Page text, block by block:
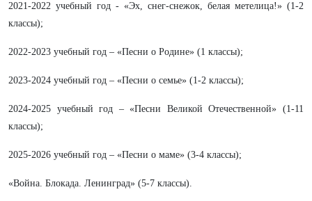
2021-2022 учебный год - «Эх, снег-снежок, белая метелица!» (1-2
классы);
2022-2023 учебный год – «Песни о Родине» (1 классы);
2023-2024 учебный год – «Песни о семье» (1-2 классы);
2024-2025 учебный год – «Песни Великой Отечественной» (1-11
классы);
2025-2026 учебный год – «Песни о маме» (3-4 классы);
«Война. Блокада. Ленинград» (5-7 классы).